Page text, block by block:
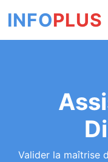
INFOPLUS
Valider la maîtrise